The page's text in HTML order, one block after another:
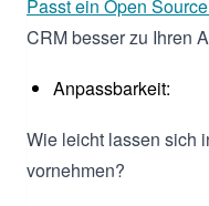
Passt ein Open
CRM besser zu Ihren
Anpassbarkeit:
Wie leicht lassen sich
vornehmen?